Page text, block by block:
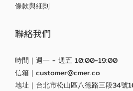
條款與細則
聯絡我們
時間｜週一 - 週五 10:00-19:00
信箱｜customer@cmer.co
地址｜台北市松山區八德路三段34號